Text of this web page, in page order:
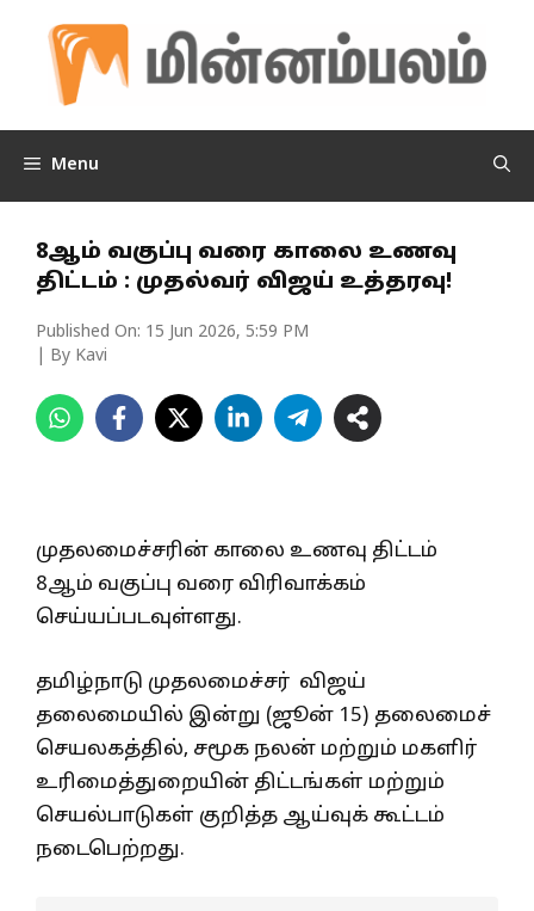
content
Menu
8ஆம் வகுப்பு வரை காலை உணவு
திட்டம் : முதல்வர் விஜய் உத்தரவு!
Published On: 15 Jun 2026, 5:59 PM
| By Kavi
முதலமைச்சரின் காலை உணவு திட்டம்
8ஆம் வகுப்பு வரை விரிவாக்கம்
செய்யப்படவுள்ளது.
தமிழ்நாடு முதலமைச்சர் விஜய்
தலைமையில் இன்று (ஜூன் 15) தலைமைச்
செயலகத்தில், சமூக நலன் மற்றும் மகளிர்
உரிமைத்துறையின் திட்டங்கள் மற்றும்
செயல்பாடுகள் குறித்த ஆய்வுக் கூட்டம்
நடைபெற்றது.